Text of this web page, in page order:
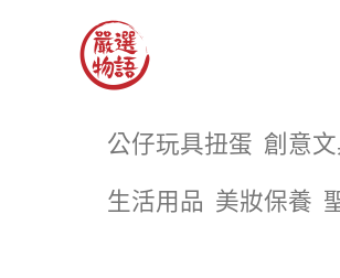
公仔玩具扭蛋 創意
生活用品 美妝保養